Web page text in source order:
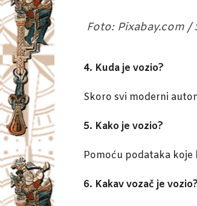
Foto: Pixabay.com
4. Kuda je vozio?
Skoro svi moderni
5. Kako je vozio?
Pomoću podataka koje
6. Kakav vozač je vozio?